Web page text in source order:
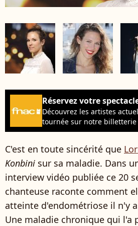
Réservez votre
Découvrez les artistes
tournée sur notre billetterie
C'est en toute sincérité que
Konbini sur sa maladie. Dans
interview vidéo publiée ce 20
chanteuse raconte comment
atteinte d'endométriose il n'y
Une maladie chronique qui l'a